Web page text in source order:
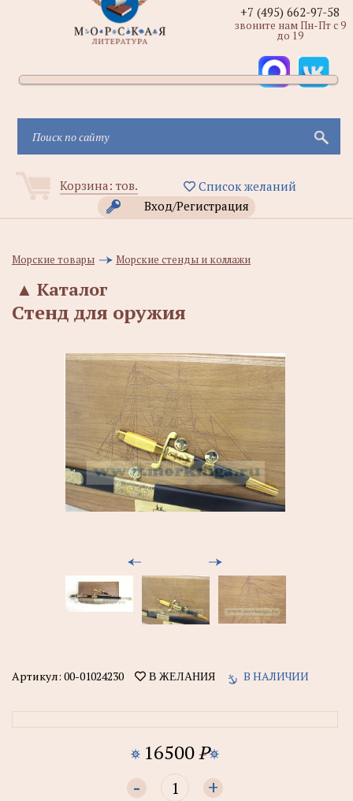
Корзина: тов.
Список желаний
Вход/Регистрация
+7 (495) 662-97-58
звоните нам Пн-Пт с 9
до 19
Морские товары Морские стенды и коллажи
Каталог
▲
Стенд для оружия
Артикул: 00-01024230 В ЖЕЛАНИЯ В НАЛИЧИИ
16500P
- +